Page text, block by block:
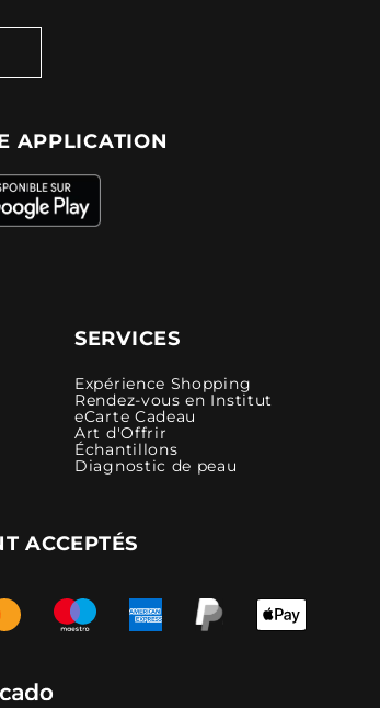
APPLICATION
SERVICES
Expérience Shopping
Rendez-vous en Institut
eCarte Cadeau
Art d'Offrir
Échantillons
Diagnostic de peau
ACCEPTÉS